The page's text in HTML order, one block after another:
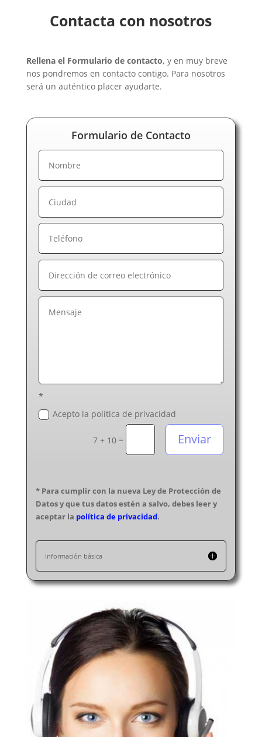
Contacta con nosotros
Rellena el Formulario de contacto, y en muy breve
nos pondremos en contacto contigo. Para nosotros
será un auténtico placer ayudarte.
Formulario de Contacto
*
Acepto la política de privacidad
7 + 10 = Enviar
* Para cumplir con la nueva Ley de Protección de
Datos y que tus datos estén a salvo, debes leer y
aceptar la política de privacidad.
Información básica